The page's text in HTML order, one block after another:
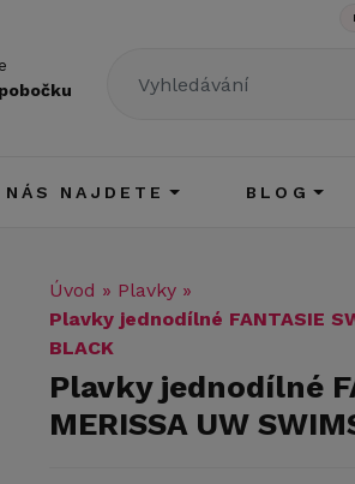
NAJDETE BLOG
Úvod » Plavky »
Plavky jednodílné FANTASIE
BLACK
Plavky jednodílné
MERISSA UW